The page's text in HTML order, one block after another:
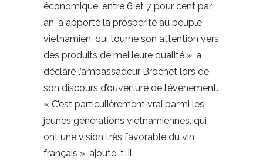
économique, entre 6 et 7 pour cent par
an, a apporté la prospérité au peuple
vietnamien, qui tourne son attention vers
des produits de meilleure qualité », a
déclaré l’ambassadeur Brochet lors de
son discours d’ouverture de l’événement.
« C’est particulièrement vrai parmi les
jeunes générations vietnamiennes, qui
ont une vision très favorable du vin
français », ajoute-t-il.